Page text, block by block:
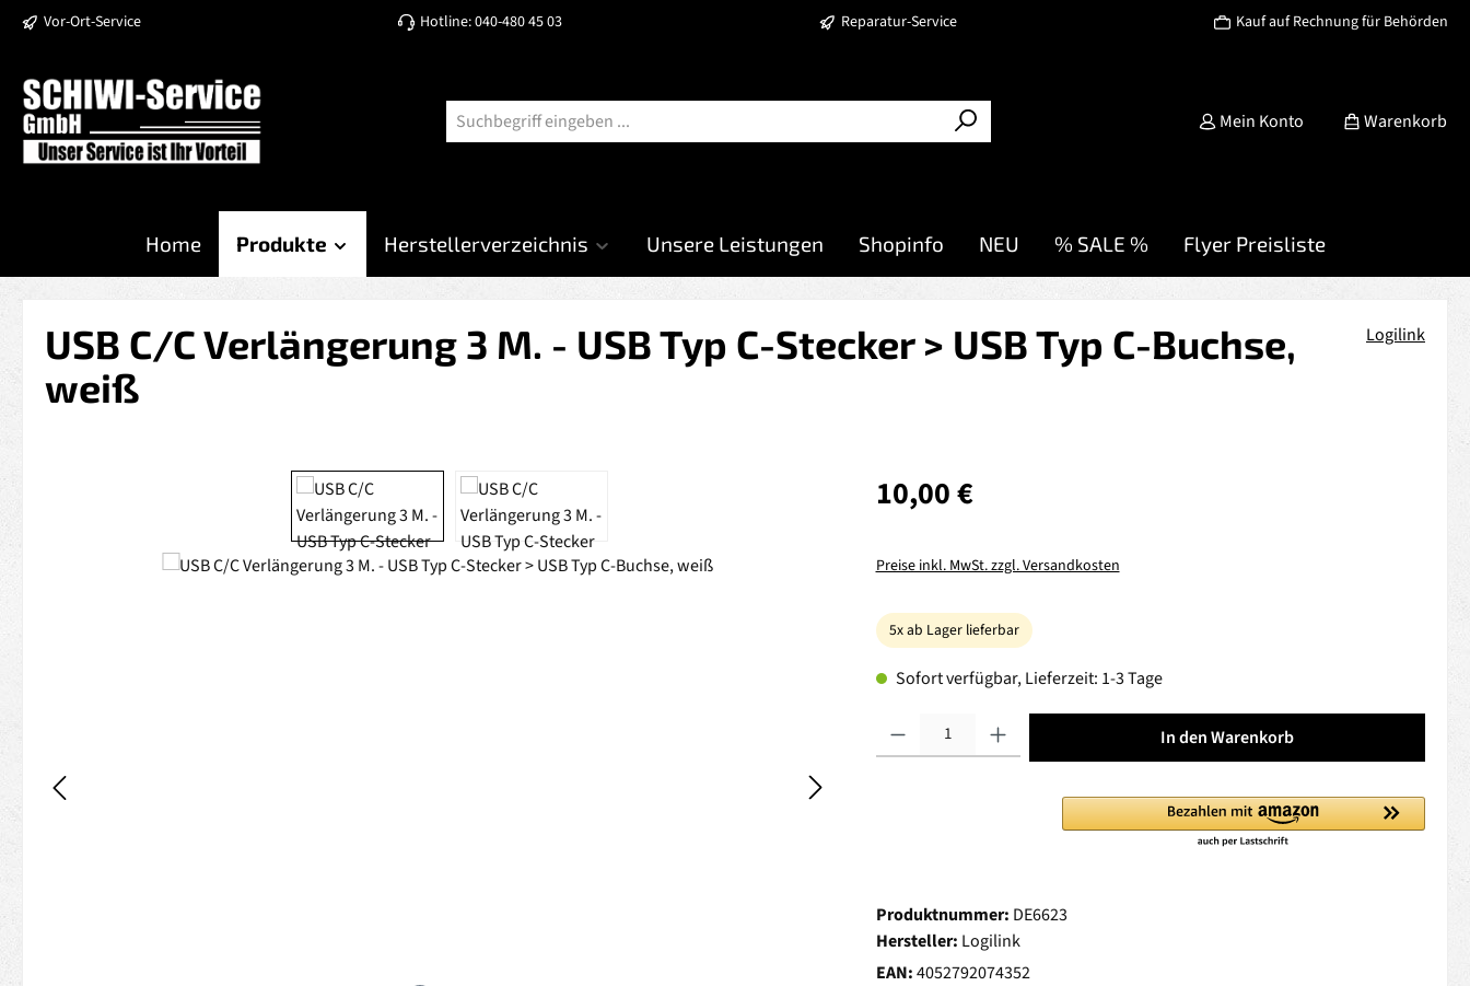
Hauptinhalt springen
Zur Suche springen
Zur Hauptnavigation springen
Vor-Ort-Service Hotline: 040-480 45 03 Reparatur-Service Kauf auf Rechnung für Behörden
Mein Konto Warenkorb
Home Produkte Herstellerverzeichnis Unsere Leistungen Shopinfo NEU % SALE % Flyer Preisliste
USB C/C Verlängerung 3 M. - USB Typ C-Stecker > USB Typ C-Buchse,
weiß
Logilink
Regulärer Preis:
10,00 €
Preise inkl. MwSt. zzgl. Versandkosten
5x ab Lager lieferbar
Sofort verfügbar, Lieferzeit: 1-3 Tage
Produkt Anzahl: Gib den gewünschten Wert ein oder benutze die Schaltflächen um die
In den Warenkorb
Produktnummer: DE6623
Hersteller: Logilink
EAN:4052792074352